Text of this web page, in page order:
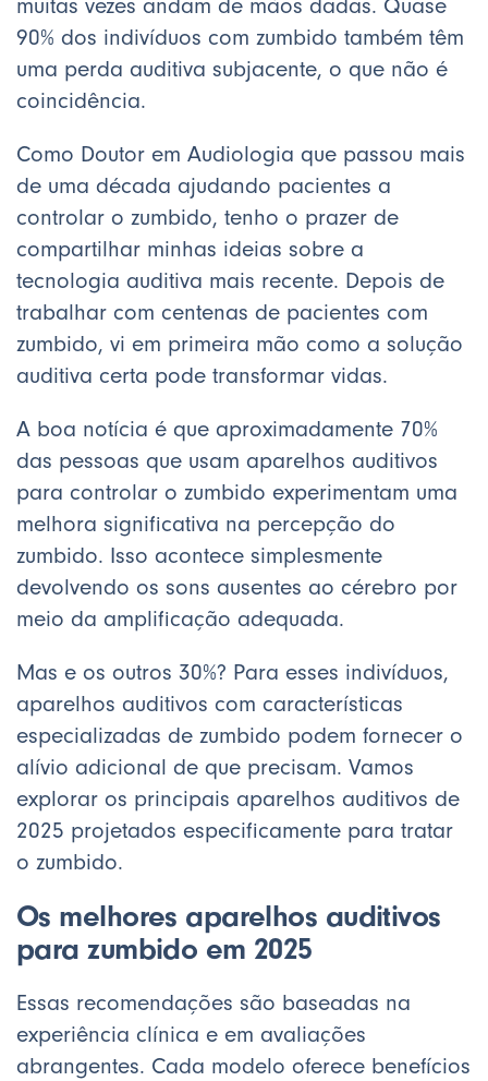
muitas vezes andam de mãos dadas. Quase
90% dos indivíduos com zumbido também têm
uma perda auditiva subjacente, o que não é
coincidência.
Como Doutor em Audiologia que passou mais
de uma década ajudando pacientes a
controlar o zumbido, tenho o prazer de
compartilhar minhas ideias sobre a
tecnologia auditiva mais recente. Depois de
trabalhar com centenas de pacientes com
zumbido, vi em primeira mão como a solução
auditiva certa pode transformar vidas.
A boa notícia é que aproximadamente 70%
das pessoas que usam aparelhos auditivos
para controlar o zumbido experimentam uma
melhora significativa na percepção do
zumbido. Isso acontece simplesmente
devolvendo os sons ausentes ao cérebro por
meio da amplificação adequada.
Mas e os outros 30%? Para esses indivíduos,
aparelhos auditivos com características
especializadas de zumbido podem fornecer o
alívio adicional de que precisam. Vamos
explorar os principais aparelhos auditivos de
2025 projetados especificamente para tratar
o zumbido.
Os melhores aparelhos auditivos
para zumbido em 2025
Essas recomendações são baseadas na
experiência clínica e em avaliações
abrangentes. Cada modelo oferece benefícios